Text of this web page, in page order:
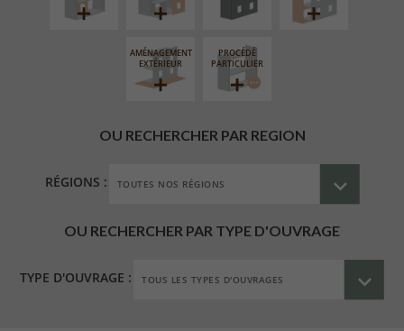
AMÉNAGEMENT
EXTÉRIEUR
PROCÉDÉ
PARTICULIER
OU RECHERCHER PAR REGION
RÉGIONS :
OU RECHERCHER PAR TYPE D'OUVRAGE
TYPE D'OUVRAGE :